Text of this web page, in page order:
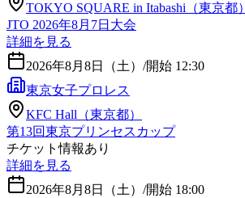
TOKYO SQUARE in Itabashi（東京都）
JTO 2026年8月7日大会
詳細を見る
2026年8月8日（土） /開始 12:30
東京女子プロレス
KFC Hall（東京都）
第13回東京プリンセスカップ
チケット情報あり
詳細を見る
2026年8月8日（土） /開始 18:00